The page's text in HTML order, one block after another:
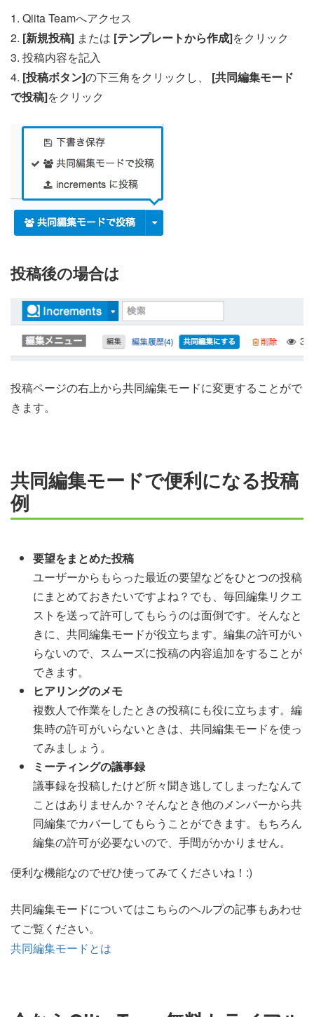
1. Qiita Teamへアクセス
2. [新規投稿] または [テンプレートから作成]をクリック
3. 投稿内容を記入
4. [投稿ボタン]の下三角をクリックし、 [共同編集モード
で投稿]をクリック
投稿後の場合は
投稿ページの右上から共同編集モードに変更することがで
きます。
共同編集モードで便利になる投稿
例
要望をまとめた投稿
ユーザーからもらった最近の要望などをひとつの投稿
にまとめておきたいですよね？でも、毎回編集リクエ
ストを送って許可してもらうのは面倒です。そんなと
きに、共同編集モードが役立ちます。編集の許可がい
らないので、スムーズに投稿の内容追加をすることが
できます。
ヒアリングのメモ
複数人で作業をしたときの投稿にも役に立ちます。編
集時の許可がいらないときは、共同編集モードを使っ
てみましょう。
ミーティングの議事録
議事録を投稿したけど所々聞き逃してしまったなんて
ことはありませんか？そんなとき他のメンバーから共
同編集でカバーしてもらうことができます。もちろん
編集の許可が必要ないので、手間がかかりません。
便利な機能なのでぜひ使ってみてくださいね！:)
共同編集モードについてはこちらのヘルプの記事もあわせ
てご覧ください。
共同編集モードとは